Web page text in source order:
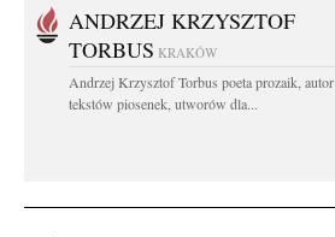
ANDRZEJ KRZYSZTOF
TORBUS KRAKÓW
Andrzej Krzysztof Torbus poeta prozaik, autor
tekstów piosenek, utworów dla...